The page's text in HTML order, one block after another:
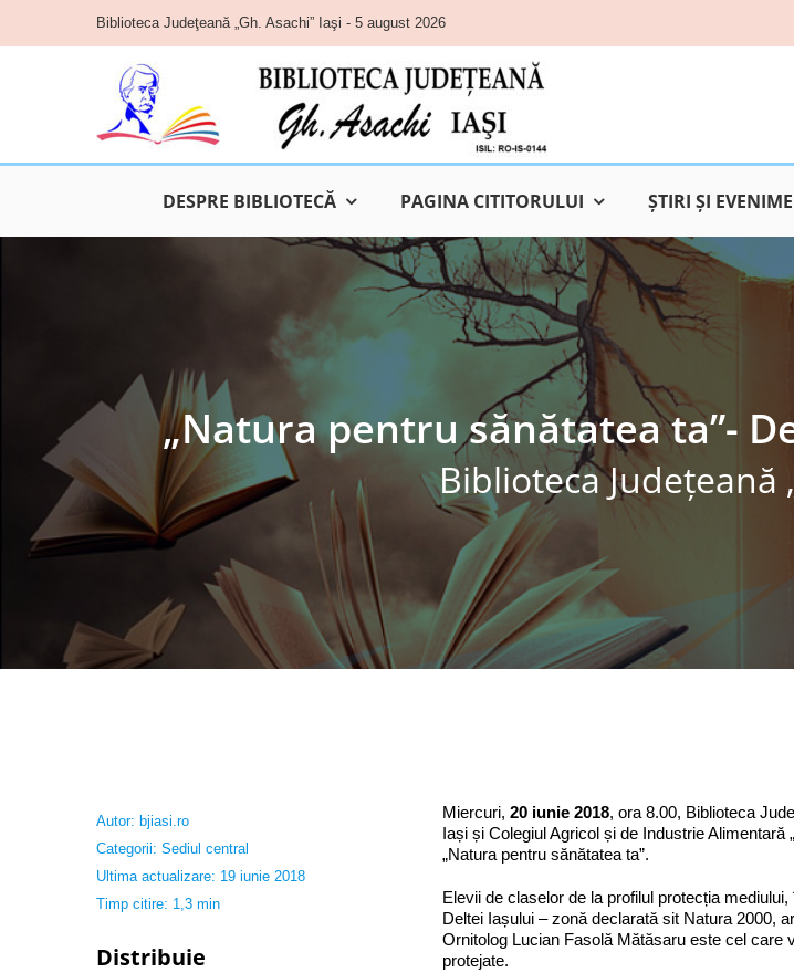
content
Biblioteca Judeţeană „Gh. Asachi” Iaşi - 5 august 2026
DESPRE BIBLIOTECĂ PAGINA CITITORULUI ŞTIRI ŞI
„Natura pentru sănătatea ta”-
Biblioteca Judeţeană
Autor: bjiasi.ro
Categorii: Sediul central
Ultima actualizare: 19 iunie 2018
Timp citire: 1,3 min
Distribuie
Miercuri,20 iunie 2018, ora 8.00, Biblioteca
Iași și Colegiul Agricol și de Industrie
„Natura pentru sănătatea ta”.
Elevii de claselor de la profilul protecția
Deltei Iașului – zonă declarată sit Natura 2000,
Ornitolog Lucian Fasolă Mătăsaru este cel
protejate.